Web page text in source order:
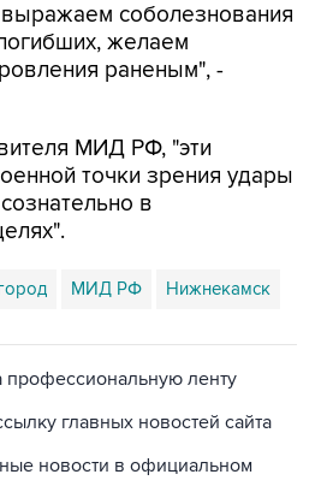
соболезнования
желаем
раненым", -
МИД РФ, "эти
точки зрения удары
в
МИД РФ Нижнекамск
профессиональную ленту
главных новостей сайта
новости в официальном